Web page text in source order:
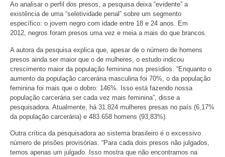
Ao analisar o perfil dos presos, a pesquisa deixa “evidente” a
existência de uma “seletividade penal” sobre um segmento
específico: o jovem negro com idade entre 18 e 24 anos. Em
2012, negros foram presos uma vez e meia a mais do que brancos.
A autora da pesquisa explica que, apesar de o número de homens
presos ainda ser maior que o de mulheres, o estudo indicou
crescimento maior da população feminina nos presídios. “Enquanto o
aumento da população carcerária masculina foi 70%, o da população
feminina foi mais que o dobro: 146%. Isso está fazendo nossa
população carcerária ser cada vez mais feminina”, disse a
pesquisadora. Atualmente, há 31.824 mulheres presas no país (6,17%
da população carcerária) e 483.658 homens (93,83%).
Outra crítica da pesquisadora ao sistema brasileiro é o excessivo
número de prisões provisórias. “Para cada dois presos não julgados,
temos apenas um julgado. Isso mostra que não encontramos na